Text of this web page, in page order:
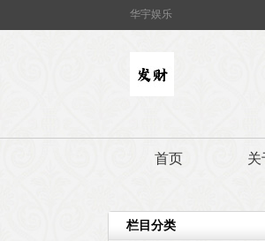
华宇娱乐
首页 关
栏目分类